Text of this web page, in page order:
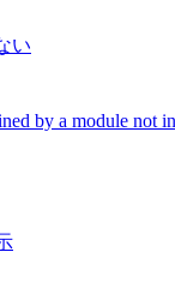
い
by a module not